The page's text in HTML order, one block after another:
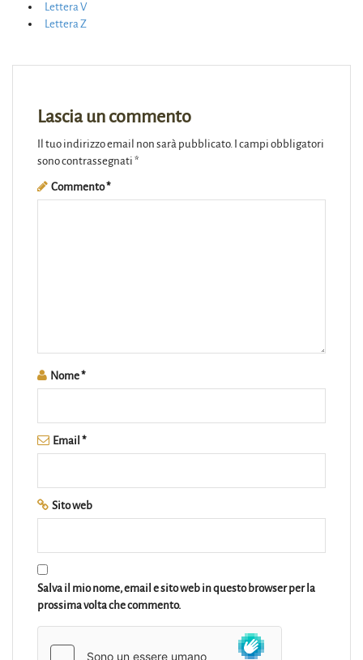
Lettera V
Lettera Z
Lascia un commento
Il tuo indirizzo email non sarà pubblicato. I campi obbligatori
sono contrassegnati *
Commento*
Nome*
Email *
Sito web
Salva il mio nome, email e sito web in questo browser per la
prossima volta che commento.